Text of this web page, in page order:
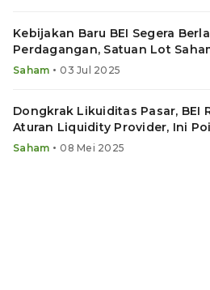
Kebijakan Baru BEI Segera
Perdagangan, Satuan Lot
Domisili Investor
Saham • 03 Jul 2025
Dongkrak Likuiditas Pasar, BEI
Aturan Liquidity Provider, Ini
Pentingnya!
Saham • 08 Mei 2025